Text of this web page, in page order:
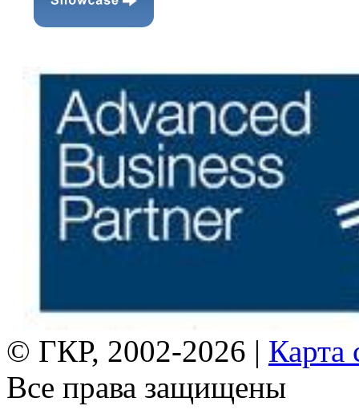
© ГКР, 2002-2026 | Карта
Все права защищены